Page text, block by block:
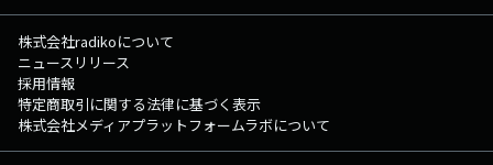
株式会社radikoについて
ニュースリリース
採用情報
特定商取引に関する法律に基づく表示
株式会社メディアプラットフォームラボについて